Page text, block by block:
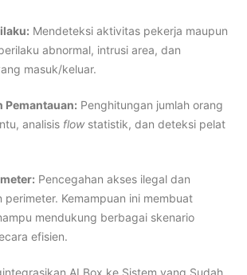
Mendeteksi aktivitas pekerja maupun
abnormal, intrusi area, dan
masuk/keluar.
Pemantauan: Penghitungan jumlah orang
analisis flowstatistik, dan deteksi pelat
Pencegahan akses ilegal dan
perimeter. Kemampuan ini membuat
mendukung berbagai skenario
efisien.
AI Box ke Sistem yang Sudah